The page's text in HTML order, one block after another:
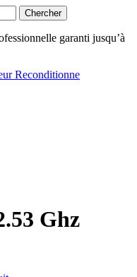
Chercher
garanti jusqu’à
Ghz